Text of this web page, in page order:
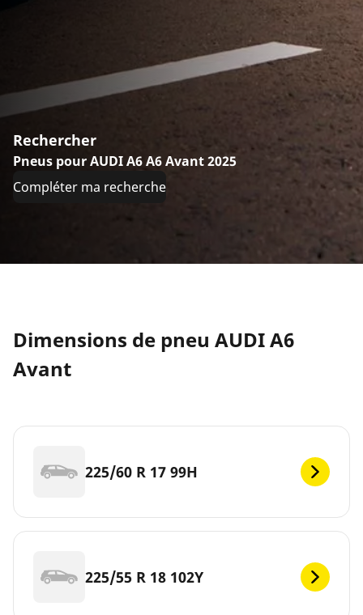
Rechercher
Pneus pour AUDI A6 A6 Avant 2025
Compléter ma recherche
Dimensions de pneu AUDI A6
Avant
225/60 R 17 99H
225/55 R 18 102Y